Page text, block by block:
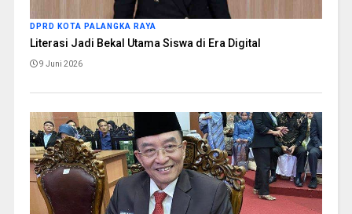
DPRD KOTA PALANGKA RAYA
Literasi Jadi Bekal Utama Siswa di Era Digital
9 Juni 2026